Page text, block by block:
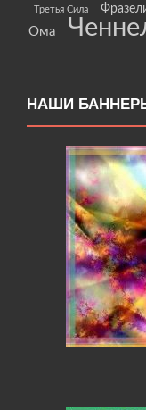
Третья Сила
Ома
НАШИ